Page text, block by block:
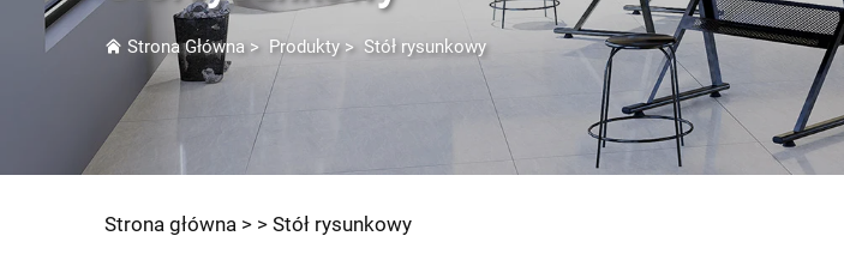
Strona Główna> Produkty> Stół rysunkowy
Strona główna > > Stół rysunkowy